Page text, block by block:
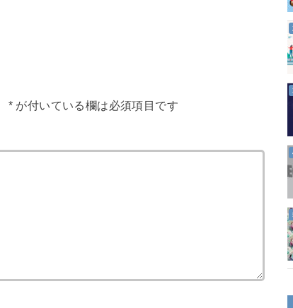
*が付いている欄は必須項目です